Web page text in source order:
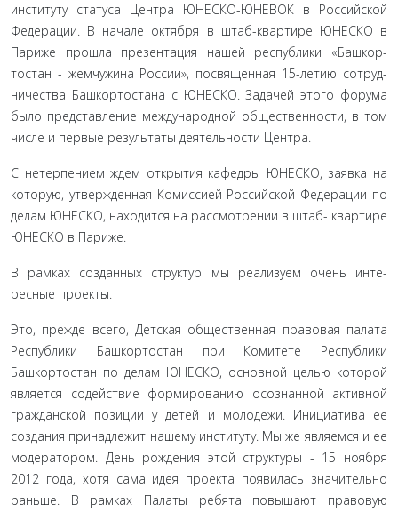
институту статуса Центра ЮНЕСКО-ЮНЕВОК в Российской
Федерации. В начале октября в штаб-квартире ЮНЕСКО в
Париже прошла презентация нашей республики «Башкор­
тостан - жемчужина России», посвященная 15-летию сотруд­
ничества Башкортостана с ЮНЕСКО. Задачей этого форума
было представление международной общественности, в том
числе и первые результаты деятельности Центра.
С нетерпением ждем открытия кафедры ЮНЕСКО, заяв­ка на
которую, утвержденная Комиссией Российской Федера­ции по
делам ЮНЕСКО, находится на рассмотрении в штаб- квартире
ЮНЕСКО в Париже.
В рамках созданных структур мы реализуем очень инте­
ресные проекты.
Это, прежде всего, Детская общественная правовая па­лата
Республики Башкортостан при Комитете Республики
Башкортостан по делам ЮНЕСКО, основной целью которой
является содействие формированию осознанной активной
гражданской позиции у детей и молодежи. Инициатива ее
создания принадлежит нашему институту. Мы же являемся и ее
модератором. День рождения этой структуры - 15 ноя­бря
2012 года, хотя сама идея проекта появилась значительно
раньше. В рамках Палаты ребята повышают правовую